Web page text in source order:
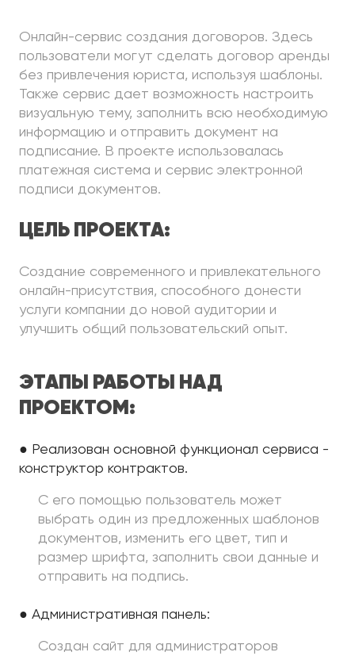
Онлайн-сервис создания договоров. Здесь
пользователи могут сделать договор аренды
без привлечения юриста, используя шаблоны.
Также сервис дает возможность настроить
визуальную тему, заполнить всю необходимую
информацию и отправить документ на
подписание. В проекте использовалась
платежная система и сервис электронной
подписи документов.
ЦЕЛЬ ПРОЕКТА:
Создание современного и привлекательного
онлайн-присутствия, способного донести
услуги компании до новой аудитории и
улучшить общий пользовательский опыт.
ЭТАПЫ РАБОТЫ НАД
ПРОЕКТОМ:
● Реализован основной функционал сервиса -
конструктор контрактов.
С его помощью пользователь может
выбрать один из предложенных шаблонов
документов, изменить его цвет, тип и
размер шрифта, заполнить свои данные и
отправить на подпись.
● Административная панель:
Создан сайт для администраторов